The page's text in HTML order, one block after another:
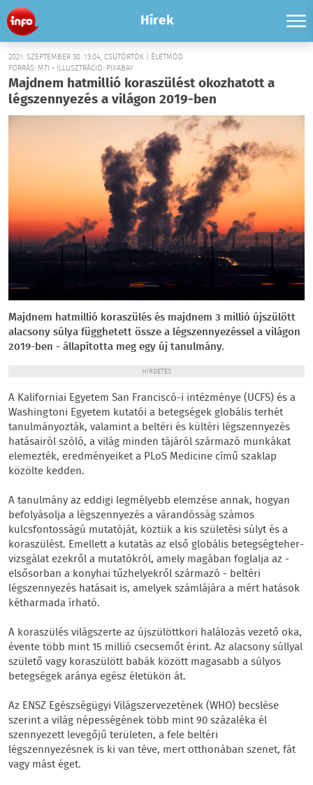
Hírek
2021. SZEPTEMBER 30. 13:04, CSÜTÖRTÖK | ÉLETMÓD
FORRÁS: MTI - ILLUSZTRÁCIÓ: PIXABAY
Majdnem hatmillió koraszülést okozhatott a
légszennyezés a világon 2019-ben
Majdnem hatmillió koraszülés és majdnem 3 millió újszülött
alacsony súlya függhetett össze a légszennyezéssel a világon
2019-ben - állapította meg egy új tanulmány.
HIRDETÉS
A Kaliforniai Egyetem San Franciscó-i intézménye (UCFS) és a
Washingtoni Egyetem kutatói a betegségek globális terhét
tanulmányozták, valamint a beltéri és kültéri légszennyezés
hatásairól szóló, a világ minden tájáról származó munkákat
elemezték, eredményeiket a PLoS Medicine című szaklap
közölte kedden.
A tanulmány az eddigi legmélyebb elemzése annak, hogyan
befolyásolja a légszennyezés a várandósság számos
kulcsfontosságú mutatóját, köztük a kis születési súlyt és a
koraszülést. Emellett a kutatás az első globális betegségteher-
vizsgálat ezekről a mutatókról, amely magában foglalja az -
elsősorban a konyhai tűzhelyekről származó - beltéri
légszennyezés hatásait is, amelyek számlájára a mért hatások
kétharmada írható.
A koraszülés világszerte az újszülöttkori halálozás vezető oka,
évente több mint 15 millió csecsemőt érint. Az alacsony súllyal
születő vagy koraszülött babák között magasabb a súlyos
betegségek aránya egész életükön át.
Az ENSZ Egészségügyi Világszervezetének (WHO) becslése
szerint a világ népességének több mint 90 százaléka él
szennyezett levegőjű területen, a fele beltéri
légszennyezésnek is ki van téve, mert otthonában szenet, fát
vagy mást éget.